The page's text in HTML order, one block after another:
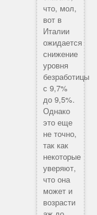
что, мол,
вот в
Италии
ожидается
снижение
уровня
безработицы
с 9,7%
до 9,5%.
Однако
это еще
не точно,
так как
некоторые
уверяют,
что она
может и
возрасти